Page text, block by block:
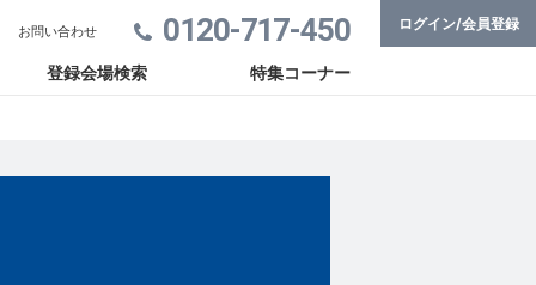
0120-717-450
登録会場検索 特集コーナー
お問い合わせ ログイン/会員登録